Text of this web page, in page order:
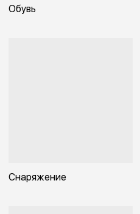
Обувь
Снаряжение